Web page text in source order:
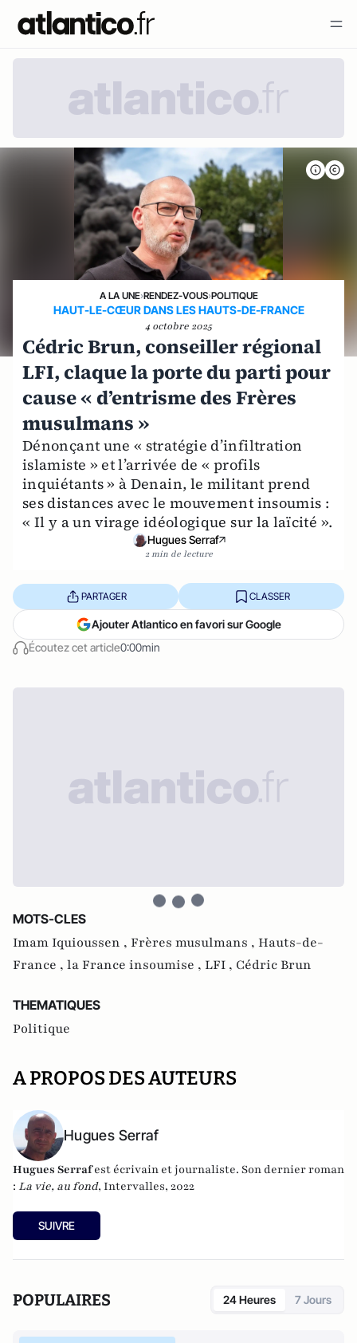
A LA UNE›RENDEZ-VOUS›POLITIQUE
HAUT-LE-CŒUR DANS LES HAUTS-DE-FRANCE
4 octobre 2025
Cédric Brun, conseiller régional
LFI, claque la porte du parti pour
cause « d’entrisme des Frères
musulmans »
Dénonçant une « stratégie d’infiltration
islamiste » et l’arrivée de « profils
inquiétants » à Denain, le militant prend
ses distances avec le mouvement insoumis :
« Il y a un virage idéologique sur la laïcité ».
Hugues Serraf
2 min de lecture
Écoutez cet article0:00min
PARTAGER CLASSER
Ajouter Atlantico en favori sur Google
MOTS-CLES
Imam Iquioussen , Frères musulmans , Hauts-de-
France , la France insoumise , LFI , Cédric Brun
THEMATIQUES
Politique
A PROPOS DES AUTEURS
Hugues Serraf
Hugues Serrafest écrivain et journaliste. Son dernier roman
: La vie, au fond, Intervalles, 2022
SUIVRE
POPULAIRES 24 Heures 7 Jours